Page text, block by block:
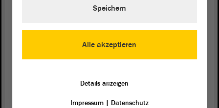
genug normale oder einfache Radwege zwischen
(Matthias Büttner, Staßfurt, AfD: Ja!)
könnten Sie sich aktiv einbringen. Das wäre auch
einmal ein Beitrag zu der von Ihnen
Alle akzeptieren
Speichern
Details anzeigen
Impressum| Datenschutz